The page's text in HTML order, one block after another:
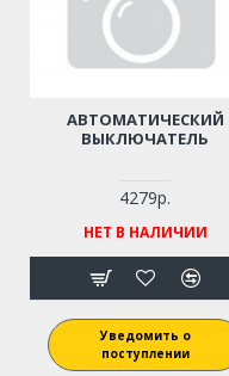
АВТОМАТИЧЕСКИЙ
ВЫКЛЮЧАТЕЛЬ
4279р.
НЕТ В НАЛИЧИИ
Уведомить о
поступлении